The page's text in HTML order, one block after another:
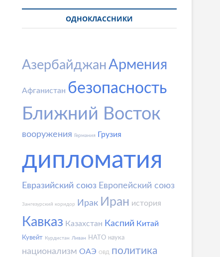
ОДНОКЛАССНИКИ
АзербайджанАрмения
Афганистан безопасность
Ближний Восток
вооружения Германия Грузия
дипломатия
Евразийский союз Европейский союз
Зангезурский коридор Ирак Иран история
Кавказ Казахстан Каспий Китай
Кувейт Курдистан Ливан НАТО наука
национализм ОАЭ ОВД политика